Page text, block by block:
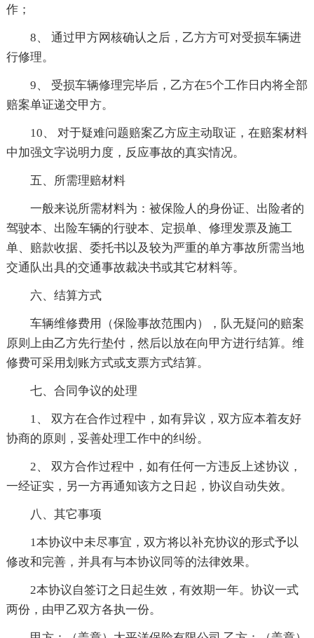
作；
8、 通过甲方网核确认之后，乙方方可对受损车辆进
行修理。
9、 受损车辆修理完毕后，乙方在5个工作日内将全部
赔案单证递交甲方。
10、 对于疑难问题赔案乙方应主动取证，在赔案材料
中加强文字说明力度，反应事故的真实情况。
五、所需理赔材料
一般来说所需材料为：被保险人的身份证、出险者的
驾驶本、出险车辆的行驶本、定损单、修理发票及施工
单、赔款收据、委托书以及较为严重的单方事故所需当地
交通队出具的交通事故裁决书或其它材料等。
六、结算方式
车辆维修费用（保险事故范围内），队无疑问的赔案
原则上由乙方先行垫付，然后以放在向甲方进行结算。维
修费可采用划账方式或支票方式结算。
七、合同争议的处理
1、 双方在合作过程中，如有异议，双方应本着友好
协商的原则，妥善处理工作中的纠纷。
2、 双方合作过程中，如有任何一方违反上述协议，
一经证实，另一方再通知该方之日起，协议自动失效。
八、其它事项
1本协议中未尽事宜，双方将以补充协议的形式予以
修改和完善，并具有与本协议同等的法律效果。
2本协议自签订之日起生效，有效期一年。协议一式
两份，由甲乙双方各执一份。